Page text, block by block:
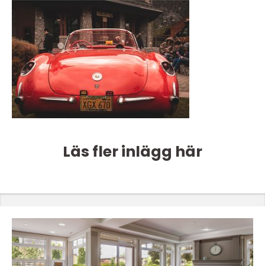
Läs fler inlägg här